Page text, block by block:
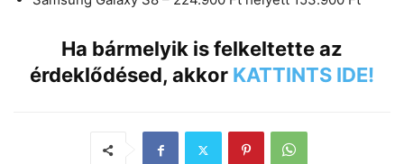
Ha bármelyik is felkeltette az
érdeklődésed, akkor KATTINTS IDE!